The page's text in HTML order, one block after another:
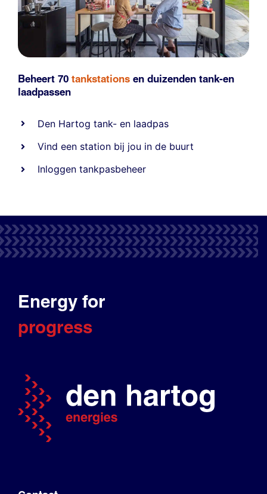
Beheert 70 tankstations en duizenden tank-en
laadpassen
Den Hartog tank- en laadpas
Vind een station bij jou in de buurt
Inloggen tankpasbeheer
Energy for
progress